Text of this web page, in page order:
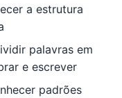
a estrutura
palavras em
e escrever
padrões